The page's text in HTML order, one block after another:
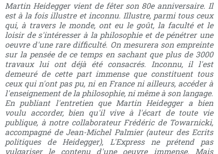
Martin Heidegger vient de fêter son 80e anniversaire. Il
est à la fois illustre et inconnu. Illustre, parmi tous ceux
qui, à travers le monde, ont eu le goût, la faculté et le
loisir de s'intéresser à la philosophie et de pénétrer une
oeuvre d'une rare difficulté. On mesurera son empreinte
sur la pensée de ce temps en sachant que plus de 3000
travaux lui ont déjà été consacrés. Inconnu, il l'est
demeuré de cette part immense que constituent tous
ceux qui n'ont pas pu, ni en France ni ailleurs, accéder à
l'enseignement de la philosophie, ni même à son langage.
En publiant l'entretien que Martin Heidegger a bien
voulu accorder, bien qu'il vive à l'écart de toute vie
publique, à notre collaborateur Frédéric de Towarnicki,
accompagné de Jean-Michel Palmier (auteur des Ecrits
politiques de Heidegger), L'Express ne prétend pas
vulgariser le contenu d'une oeuvre immense. Mais